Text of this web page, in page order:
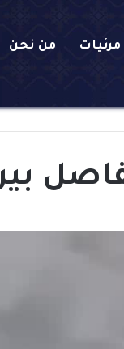
مرئيات من نحن